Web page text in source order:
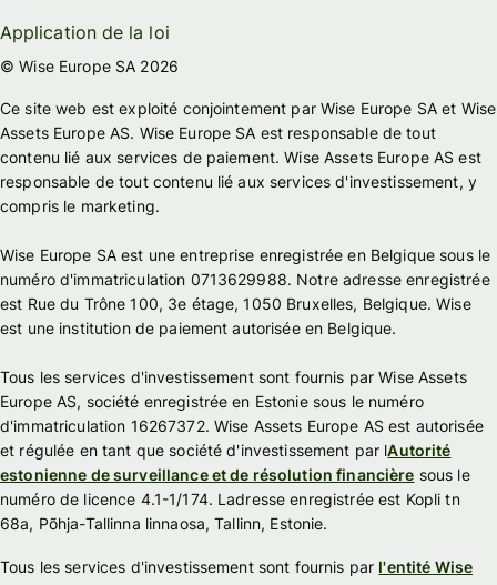
Application de la loi
© Wise Europe SA 2026
Ce site web est exploité conjointement par Wise Europe SA et Wise
Assets Europe AS. Wise Europe SA est responsable de tout
contenu lié aux services de paiement. Wise Assets Europe AS est
responsable de tout contenu lié aux services d'investissement, y
compris le marketing.
Wise Europe SA est une entreprise enregistrée en Belgique sous le
numéro d'immatriculation 0713629988. Notre adresse enregistrée
est Rue du Trône 100, 3e étage, 1050 Bruxelles, Belgique. Wise
est une institution de paiement autorisée en Belgique.
Tous les services d'investissement sont fournis par Wise Assets
Europe AS, société enregistrée en Estonie sous le numéro
d'immatriculation 16267372. Wise Assets Europe AS est autorisée
et régulée en tant que société d'investissement par lAutorité
estonienne de surveillance et de résolution financière sous le
numéro de licence 4.1-1/174. Ladresse enregistrée est Kopli tn
68a, Põhja-Tallinna linnaosa, Tallinn, Estonie.
Tous les services d'investissement sont fournis par l'entité Wise